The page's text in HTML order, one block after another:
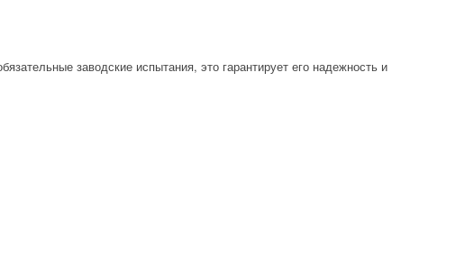
заводские испытания, это гарантирует его надежность и